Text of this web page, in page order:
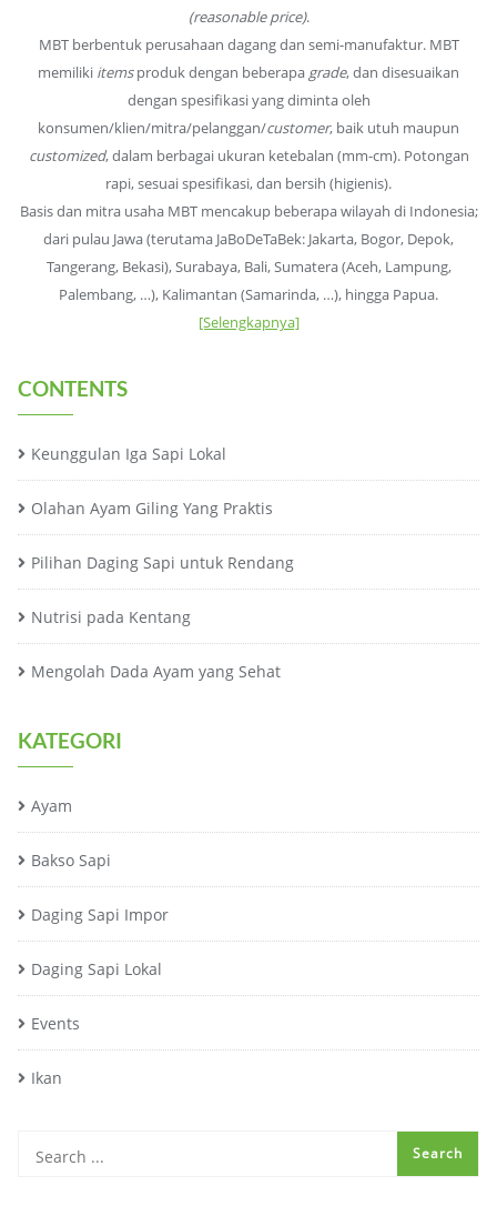
(reasonable price).
MBT berbentuk perusahaan dagang dan semi-manufaktur. MBT
memiliki itemsproduk dengan beberapa grade, dan disesuaikan
dengan spesifikasi yang diminta oleh
konsumen/klien/mitra/pelanggan/customer, baik utuh maupun
customized, dalam berbagai ukuran ketebalan (mm-cm). Potongan
rapi, sesuai spesifikasi, dan bersih (higienis).
Basis dan mitra usaha MBT mencakup beberapa wilayah di Indonesia;
dari pulau Jawa (terutama JaBoDeTaBek: Jakarta, Bogor, Depok,
Tangerang, Bekasi), Surabaya, Bali, Sumatera (Aceh, Lampung,
Palembang, …), Kalimantan (Samarinda, …), hingga Papua.
[Selengkapnya]
CONTENTS
Keunggulan Iga Sapi Lokal
Olahan Ayam Giling Yang Praktis
Pilihan Daging Sapi untuk Rendang
Nutrisi pada Kentang
Mengolah Dada Ayam yang Sehat
KATEGORI
Ayam
Bakso Sapi
Daging Sapi Impor
Daging Sapi Lokal
Events
Ikan